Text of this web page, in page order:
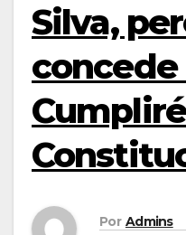
Silva,
Por Admins